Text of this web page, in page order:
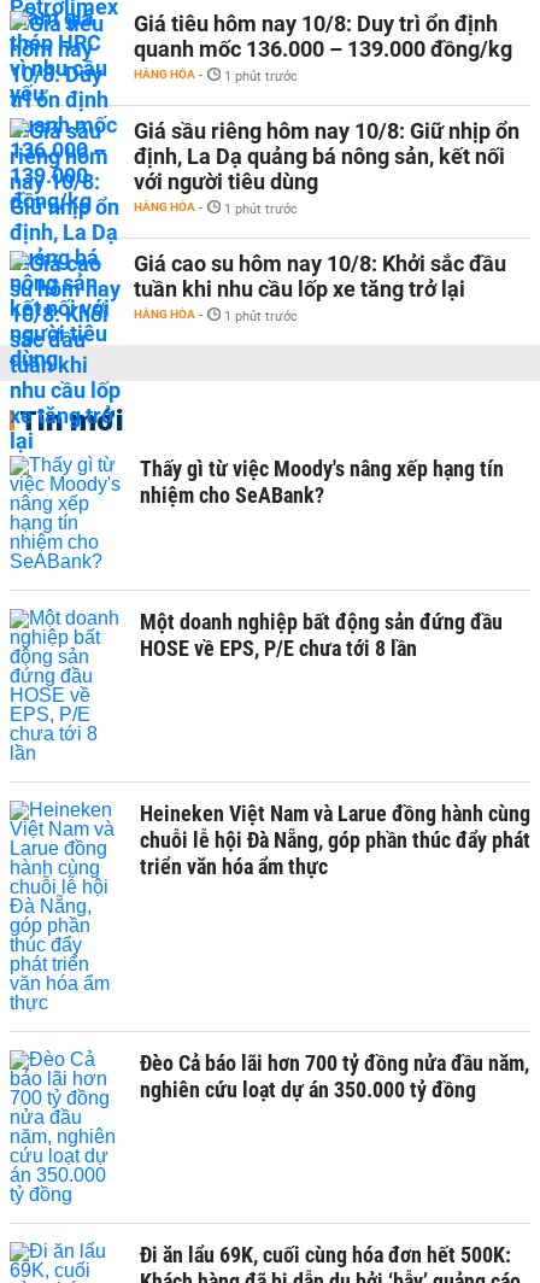
Giá tiêu hôm nay 10/8: Duy trì ổn định
quanh mốc 136.000 – 139.000 đồng/kg
HÀNG HÓA - 1 phút trước
Giá sầu riêng hôm nay 10/8: Giữ nhịp ổn
định, La Dạ quảng bá nông sản, kết nối
với người tiêu dùng
HÀNG HÓA - 1 phút trước
Giá cao su hôm nay 10/8: Khởi sắc đầu
tuần khi nhu cầu lốp xe tăng trở lại
HÀNG HÓA - 1 phút trước
Tin mới
Thấy gì từ việc Moody's nâng xếp hạng tín
nhiệm cho SeABank?
Một doanh nghiệp bất động sản đứng đầu
HOSE về EPS, P/E chưa tới 8 lần
Heineken Việt Nam và Larue đồng hành cùng
chuỗi lễ hội Đà Nẵng, góp phần thúc đẩy phát
triển văn hóa ẩm thực
Đèo Cả báo lãi hơn 700 tỷ đồng nửa đầu năm,
nghiên cứu loạt dự án 350.000 tỷ đồng
Đi ăn lẩu 69K, cuối cùng hóa đơn hết 500K: